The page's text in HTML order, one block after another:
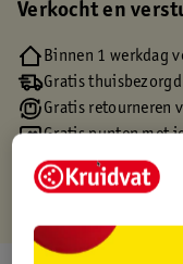
Verkocht en
Binnen 1 werkdag
Gratis thuisbezorgd
Gratis retourneren
Gratis punten met